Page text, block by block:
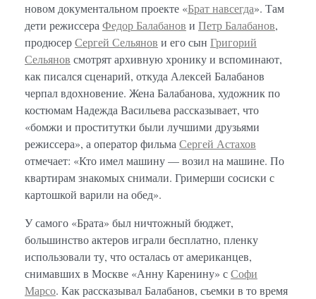
новом документальном проекте «Брат навсегда». Там
дети режиссераФедор Балабанов и Петр Балабанов,
продюсерСергей Сельянов и его сын Григорий
Сельянов смотрят архивную хронику и вспоминают,
как писался сценарий, откуда Алексей Балабанов
черпал вдохновение. Жена Балабанова, художник по
костюмам Надежда Васильева рассказывает, что
«бомжи и проститутки были лучшими друзьями
режиссера», а оператор фильмаСергей Астахов
отмечает: «Кто имел машину — возил на машине. По
квартирам знакомых снимали. Гримерши сосиски с
картошкой варили на обед».
У самого «Брата» был ничтожный бюджет,
большинство актеров играли бесплатно, пленку
использовали ту, что осталась от американцев,
снимавших в Москве «Анну Каренину» сСофи
Марсо. Как рассказывал Балабанов, съемки в то время